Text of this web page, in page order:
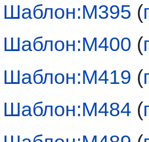
Шаблон:М395 (
Шаблон:М400 (
Шаблон:М419 (
Шаблон:М484 (